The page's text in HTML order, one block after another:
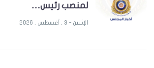
لمنصب رئيس…
الإثنين - 3 , أغسطس , 2026